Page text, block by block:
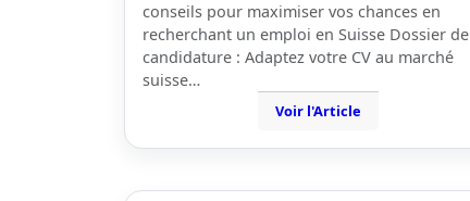
conseils pour maximiser vos chances en
recherchant un emploi en Suisse Dossier de
candidature : Adaptez votre CV au marché
suisse…
Voir l'Article